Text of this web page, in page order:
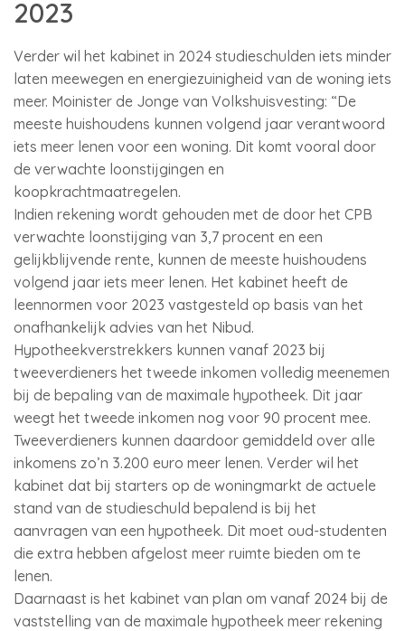
2023
Verder wil het kabinet in 2024 studieschulden iets minder
laten meewegen en energiezuinigheid van de woning iets
meer. Moinister de Jonge van Volkshuisvesting: “De
meeste huishoudens kunnen volgend jaar verantwoord
iets meer lenen voor een woning. Dit komt vooral door
de verwachte loonstijgingen en
koopkrachtmaatregelen.
Indien rekening wordt gehouden met de door het CPB
verwachte loonstijging van 3,7 procent en een
gelijkblijvende rente, kunnen de meeste huishoudens
volgend jaar iets meer lenen. Het kabinet heeft de
leennormen voor 2023 vastgesteld op basis van het
onafhankelijk advies van het Nibud.
Hypotheekverstrekkers kunnen vanaf 2023 bij
tweeverdieners het tweede inkomen volledig meenemen
bij de bepaling van de maximale hypotheek. Dit jaar
weegt het tweede inkomen nog voor 90 procent mee.
Tweeverdieners kunnen daardoor gemiddeld over alle
inkomens zo’n 3.200 euro meer lenen. Verder wil het
kabinet dat bij starters op de woningmarkt de actuele
stand van de studieschuld bepalend is bij het
aanvragen van een hypotheek. Dit moet oud-studenten
die extra hebben afgelost meer ruimte bieden om te
lenen.
Daarnaast is het kabinet van plan om vanaf 2024 bij de
vaststelling van de maximale hypotheek meer rekening